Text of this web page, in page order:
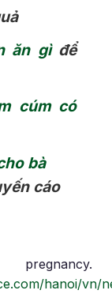
ăn gìđể
cúm có
bà
cáo
hanoi/vn/